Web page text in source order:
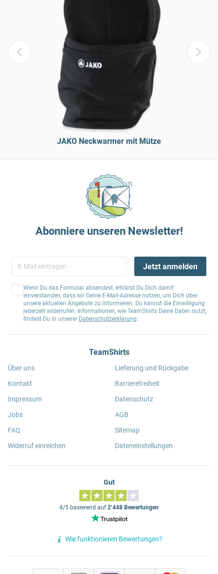
JAKO Neckwarmer mit Mütze
Abonniere unseren Newsletter!
Jetzt anmelden
Wenn Du das Formular absendest, erklärst Du Dich damit
einverstanden, dass wir Deine E-Mail-Adresse nutzen, um Dich über
unsere aktuellen Angebote zu informieren. Du kannst die Einwilligung
jederzeit widerrufen. Informationen, wie TeamShirts Deine Daten nutzt,
findest Du in unserer Datenschutzerklärung.
TeamShirts
Über uns
Kontakt
Impressum
Jobs
FAQ
Widerruf einreichen
Lieferung und Rückgabe
Barrierefreiheit
Datenschutz
AGB
Sitemap
Dateneinstellungen
Gut
4/5 basierend auf2’448 Bewertungen
Wie funktionieren Bewertungen?